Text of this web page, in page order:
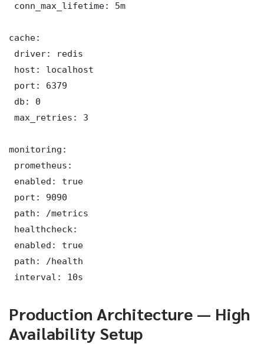
conn_max_lifetime: 5m
cache:
driver: redis
host: localhost
port: 6379
db: 0
max_retries: 3
monitoring:
prometheus:
enabled: true
port: 9090
path: /metrics
healthcheck:
enabled: true
path: /health
interval: 10s
Production Architecture — High
Availability Setup